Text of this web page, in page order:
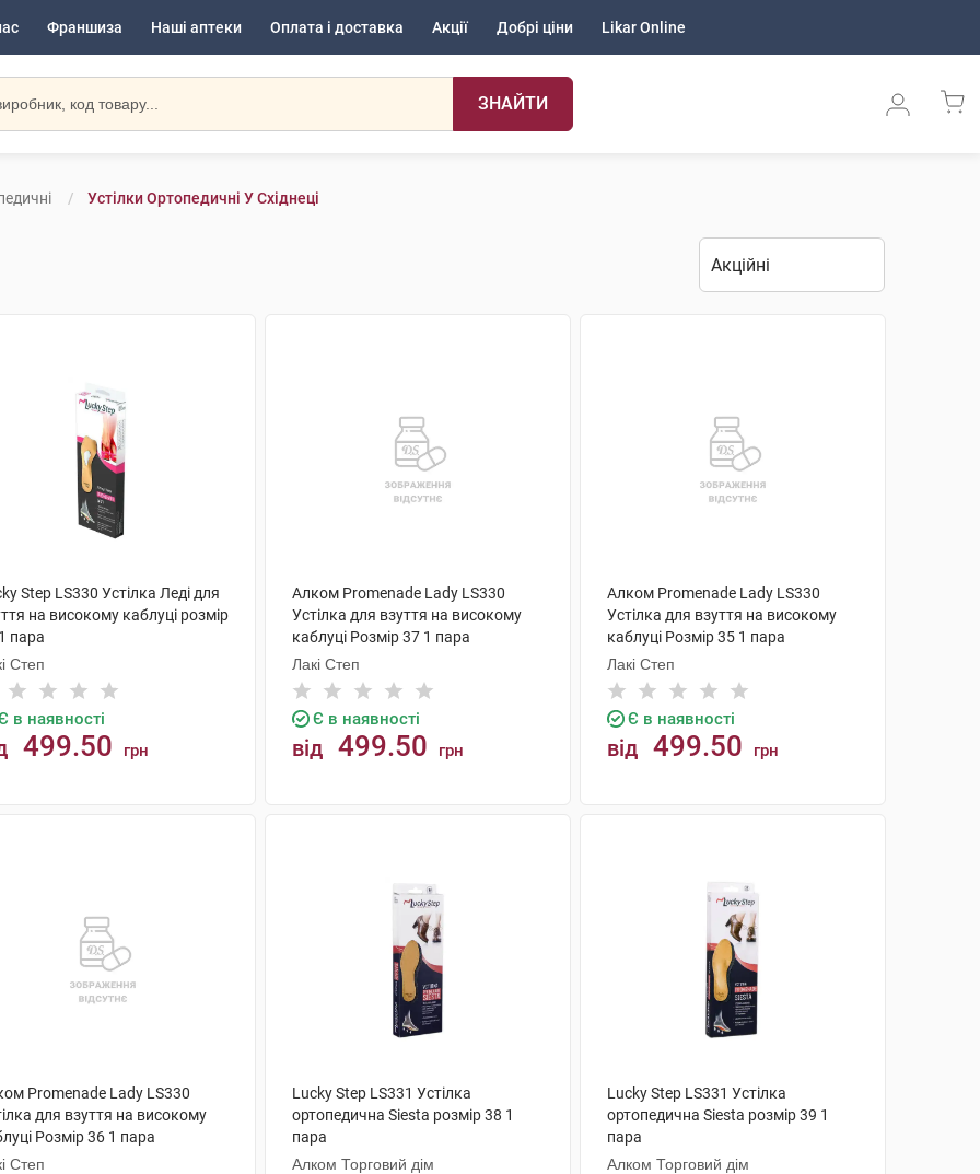
Франшиза Наші аптеки Оплата і доставка Акції Добрі ціни Likar Online
ЗНАЙТИ
Устілки Ортопедичні У Східнеці
Step LS330 Устілка Леді для
на високому каблуці розмір
пара
Степ
в наявності
499.50 грн
Алком Promenade Lady LS330
Устілка для взуття на високому
каблуці Розмір 37 1 пара
Лакі Степ
Є в наявності
від 499.50 грн
Алком Promenade Lady LS330
Устілка для взуття на високому
каблуці Розмір 35 1 пара
Лакі Степ
Є в наявності
від 499.50 грн
Promenade Lady LS330
для взуття на високому
Розмір 36 1 пара
Степ
Lucky Step LS331 Устілка
ортопедична Siesta розмір 38 1
пара
Алком Торговий дім
Lucky Step LS331 Устілка
ортопедична Siesta розмір 39 1
пара
Алком Торговий дім